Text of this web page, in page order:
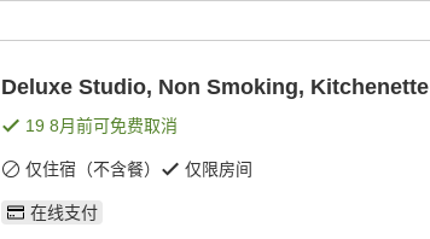
Deluxe Studio, Non Smoking, Kitchenette
19 8月前可免费取消
仅住宿（不含餐） 仅限房间
在线支付